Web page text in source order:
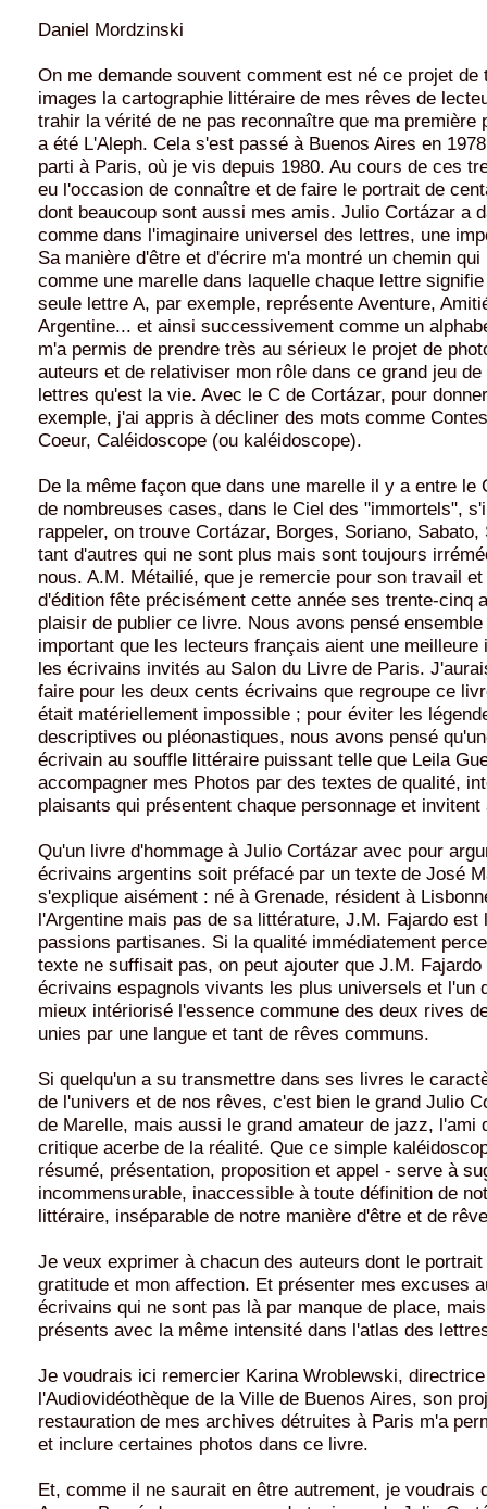
Daniel Mordzinski
On me demande souvent comment est né ce projet de
images la cartographie littéraire de mes rêves de
trahir la vérité de ne pas reconnaître que ma première
a été L'Aleph. Cela s'est passé à Buenos Aires en
parti à Paris, où je vis depuis 1980. Au cours de ces
eu l'occasion de connaître et de faire le portrait de
dont beaucoup sont aussi mes amis. Julio Cortázar a
comme dans l'imaginaire universel des lettres, une
Sa manière d'être et d'écrire m'a montré un chemin
comme une marelle dans laquelle chaque lettre
seule lettre A, par exemple, représente Aventure,
Argentine... et ainsi successivement comme un
m'a permis de prendre très au sérieux le projet de
auteurs et de relativiser mon rôle dans ce grand jeu
lettres qu'est la vie. Avec le C de Cortázar, pour
exemple, j'ai appris à décliner des mots comme
Coeur, Caléidoscope (ou kaléidoscope).
De la même façon que dans une marelle il y a entre le
de nombreuses cases, dans le Ciel des "immortels",
rappeler, on trouve Cortázar, Borges, Soriano,
tant d'autres qui ne sont plus mais sont toujours
nous. A.M. Métailié, que je remercie pour son travail
d'édition fête précisément cette année ses trente-cinq
plaisir de publier ce livre. Nous avons pensé
important que les lecteurs français aient une meilleure
les écrivains invités au Salon du Livre de Paris.
faire pour les deux cents écrivains que regroupe ce
était matériellement impossible ; pour éviter les
descriptives ou pléonastiques, nous avons pensé
écrivain au souffle littéraire puissant telle que Leila
accompagner mes Photos par des textes de qualité,
plaisants qui présentent chaque personnage et
Qu'un livre d'hommage à Julio Cortázar avec pour
écrivains argentins soit préfacé par un texte de José
s'explique aisément : né à Grenade, résident à
l'Argentine mais pas de sa littérature, J.M. Fajardo est
passions partisanes. Si la qualité immédiatement
texte ne suffisait pas, on peut ajouter que J.M.
écrivains espagnols vivants les plus universels et l'un
mieux intériorisé l'essence commune des deux rives
unies par une langue et tant de rêves communs.
Si quelqu'un a su transmettre dans ses livres le
de l'univers et de nos rêves, c'est bien le grand Julio
de Marelle, mais aussi le grand amateur de jazz, l'ami
critique acerbe de la réalité. Que ce simple
résumé, présentation, proposition et appel - serve à
incommensurable, inaccessible à toute définition de
littéraire, inséparable de notre manière d'être et de
Je veux exprimer à chacun des auteurs dont le
gratitude et mon affection. Et présenter mes excuses
écrivains qui ne sont pas là par manque de place,
présents avec la même intensité dans l'atlas des
Je voudrais ici remercier Karina Wroblewski,
l'Audiovidéothèque de la Ville de Buenos Aires, son
restauration de mes archives détruites à Paris m'a
et inclure certaines photos dans ce livre.
Et, comme il ne saurait en être autrement, je voudrais